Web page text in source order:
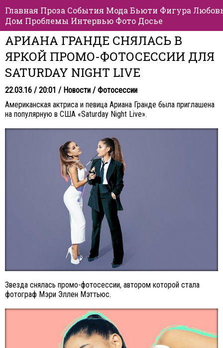
Главная Проза События Мода Бьюти Фигура
Дом Проблемы Интервью Фото Досье
АРИАНА ГРАНДЕ СНЯЛАСЬ В
ЯРКОЙ ПРОМО-ФОТОСЕССИИ ДЛЯ
SATURDAY NIGHT LIVE
22.03.16 / 20:01 / Новости / Фотосессии
Американская актриса и певица Ариана Гранде была приглашена
на популярную в США «Saturday Night Live».
Звезда снялась промо-фотосессии, автором которой стала
фотограф Мэри Эллен Мэттьюс.